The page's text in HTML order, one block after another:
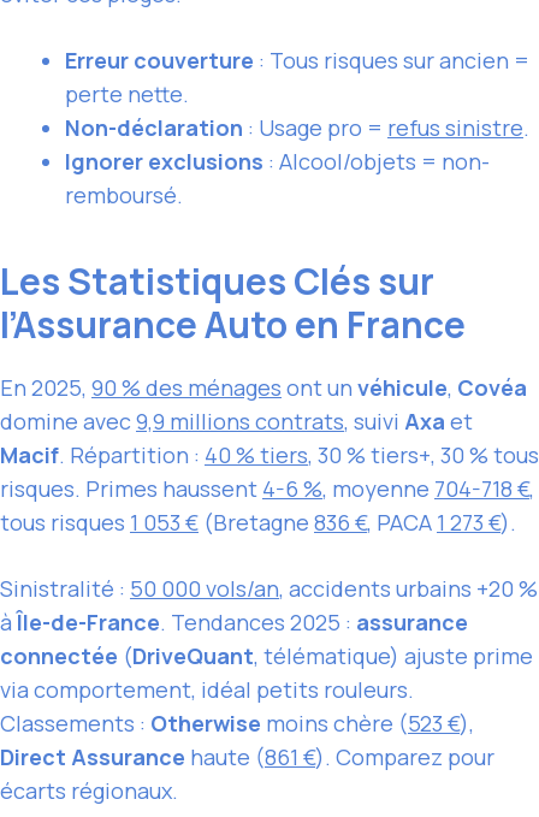
Erreur couverture : Tous risques sur ancien =
perte nette.
Non-déclaration : Usage pro = refus sinistre.
Ignorer exclusions : Alcool/objets = non-
remboursé.
Les Statistiques Clés sur
l’Assurance Auto en France
En 2025, 90 % des ménages ont un véhicule, Covéa
domine avec 9,9 millions contrats, suivi Axa et
Macif. Répartition : 40 % tiers, 30 % tiers+, 30 % tous
risques. Primes haussent 4-6 %, moyenne 704-718 €,
tous risques 1 053 € (Bretagne 836 €, PACA 1 273 €).
Sinistralité : 50 000 vols/an, accidents urbains +20 %
àÎle-de-France. Tendances 2025 : assurance
connectée (DriveQuant, télématique) ajuste prime
via comportement, idéal petits rouleurs.
Classements : Otherwise moins chère (523 €),
Direct Assurance haute (861 €). Comparez pour
écarts régionaux.